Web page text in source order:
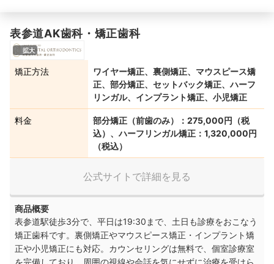
表参道AK歯科・矯正歯科
拡大
矯正方法
ワイヤー矯正、裏側矯正、マウスピース矯
正、部分矯正、セットバック矯正、ハーフ
リンガル、インプラント矯正、小児矯正
料金
部分矯正（前歯のみ）：275,000円（税
込）、ハーフリンガル矯正：1,320,000円
（税込）
公式サイトで詳細を見る
商品概要
表参道駅徒歩3分で、平日は19:30まで、土日も診療をおこなう
矯正歯科です。裏側矯正やマウスピース矯正・インプラント矯
正や小児矯正にも対応。カウンセリングは無料で、 個室診療室